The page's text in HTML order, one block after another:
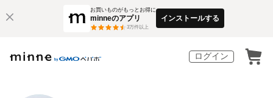
お買いものがもっとお得に
minneのアプリ
3万件以上
インストールする
ログイン